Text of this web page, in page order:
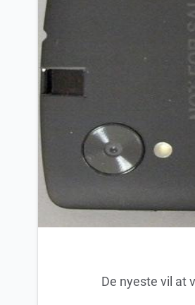
De nyeste vil at